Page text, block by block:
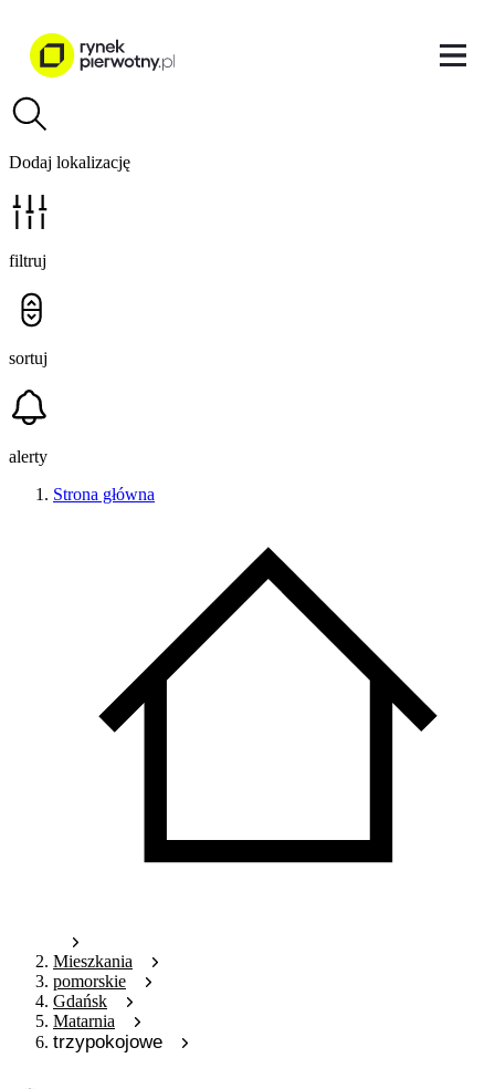
Dodaj lokalizację
filtruj
sortuj
alerty
Strona główna
Mieszkania
pomorskie
Gdańsk
Matarnia
trzypokojowe